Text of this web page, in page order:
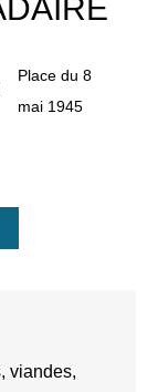
Place du 8
mai 1945
viandes,